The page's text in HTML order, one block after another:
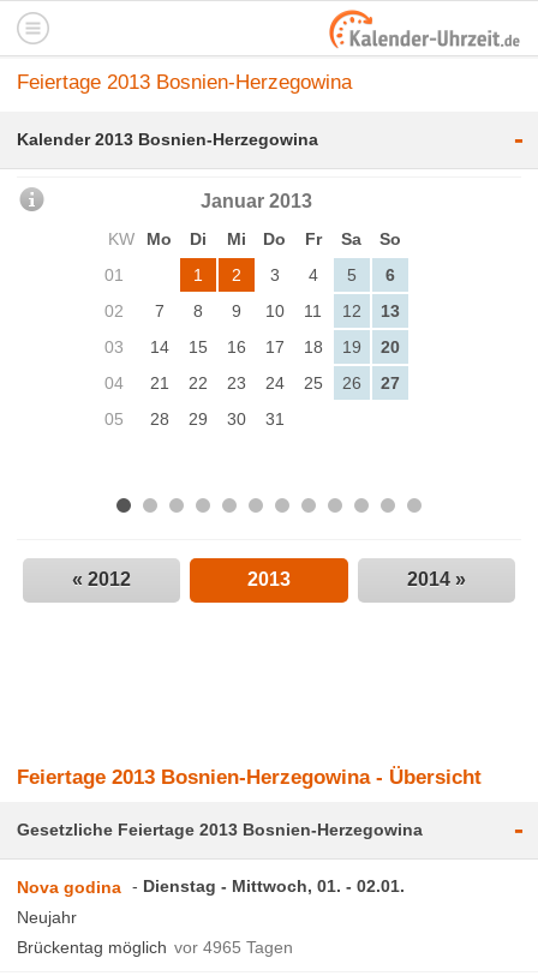
Feiertage 2013 Bosnien-Herzegowina
Kalender 2013 Bosnien-Herzegowina -
Januar 2013
KW Mo Di Mi Do Fr Sa
So
01
1 2 3 4 5
6
02
7 8 9 10 11 12
13
03
14 15 16 17 18 19
20
04
21 22 23 24 25 26
27
05
28 29 30 31
« 2012 2013 2014 »
Feiertage 2013 Bosnien-Herzegowina - Übersicht
Gesetzliche Feiertage 2013 Bosnien-Herzegowina -
Nova godina
Dienstag - Mittwoch, 01. - 02.01.
Neujahr
Brückentag möglich vor 4965 Tagen